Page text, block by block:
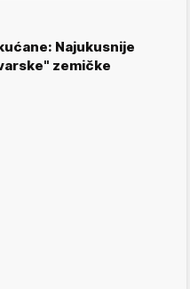
Najukusnije
zemičke